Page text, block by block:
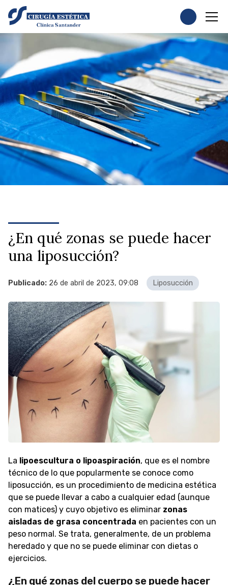
¿En qué zonas se puede hacer
una liposucción?
Publicado: 26 de abril de 2023, 09:08 Liposucción
La lipoescultura o lipoaspiración, que es el nombre
técnico de lo que popularmente se conoce como
liposucción, es un procedimiento de medicina estética
que se puede llevar a cabo a cualquier edad (aunque
con matices) y cuyo objetivo es eliminar zonas
aisladas de grasa concentrada en pacientes con un
peso normal. Se trata, generalmente, de un problema
heredado y que no se puede eliminar con dietas o
ejercicios.
¿En qué zonas del cuerpo se puede hacer